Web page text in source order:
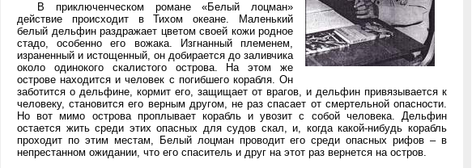
В приключенческом романе «Белый лоцман»
действие происходит в Тихом океане. Маленький
белый дельфин раздражает цветом своей кожи родное
стадо, особенно его вожака. Изгнанный племенем,
израненный и истощенный, он добирается до заливчика
около одинокого скалистого острова. На этом же
острове находится и человек с погибшего корабля. Он
заботится о дельфине, кормит его, защищает от врагов, и дельфин привязывается к
человеку, становится его верным другом, не раз спасает от смертельной опасности.
Но вот мимо острова проплывает корабль и увозит с собой человека. Дельфин
остается жить среди этих опасных для судов скал, и, когда какой-нибудь корабль
проходит по этим местам, Белый лоцман проводит его среди опасных рифов – в
непрестанном ожидании, что его спаситель и друг на этот раз вернется на остров.